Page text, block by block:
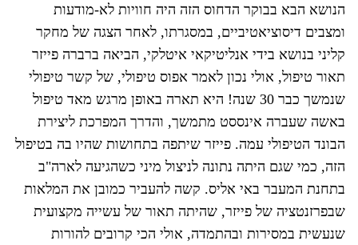
הנושא הבא בבוקר הדחוס הזה היה חוויות לא-מודעות
ומצבים דיסוציאטיביים, במסגרתו, לאחר הצגה של מחקר
קליני בנושא בידי אנליטיקאי איטלקי, הביאה ברברה פייזר
תאור טיפול, אולי נכון לאמר אפוס טיפולי, של קשר טיפולי
שנמשך כבר 30 שנה! היא תארה באופן מרגש מאד טיפול
באשה שעברה אינססט מתמשך, והדרך המפרכת ליצירת
הבונד הטיפולי עמה. פייזר שיתפה בתחושות שהיו בה בטיפול
הזה, כמי שגם היתה נתונה לניצול מיני כשהגיעה לארה"ב
בתחנת המעבר באי אליס. קשה להעביר כמובן את המלאות
שבפרזנטציה של פייזר, שהיתה תאור של עשייה מקצועית
שנעשית במסירות ובהתמדה, אולי הכי קרובים להורות